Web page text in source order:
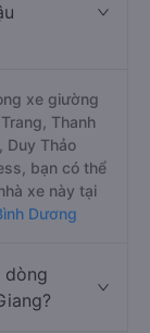
xe giường
Thanh
Duy Thảo
bạn có thể
xe này tại
Dương
dòng